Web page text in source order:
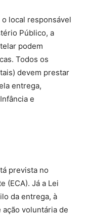
local responsável
Público, a
podem
Todos os
devem prestar
entrega,
e
prevista no
(ECA). Já a Lei
da entrega, à
voluntária de